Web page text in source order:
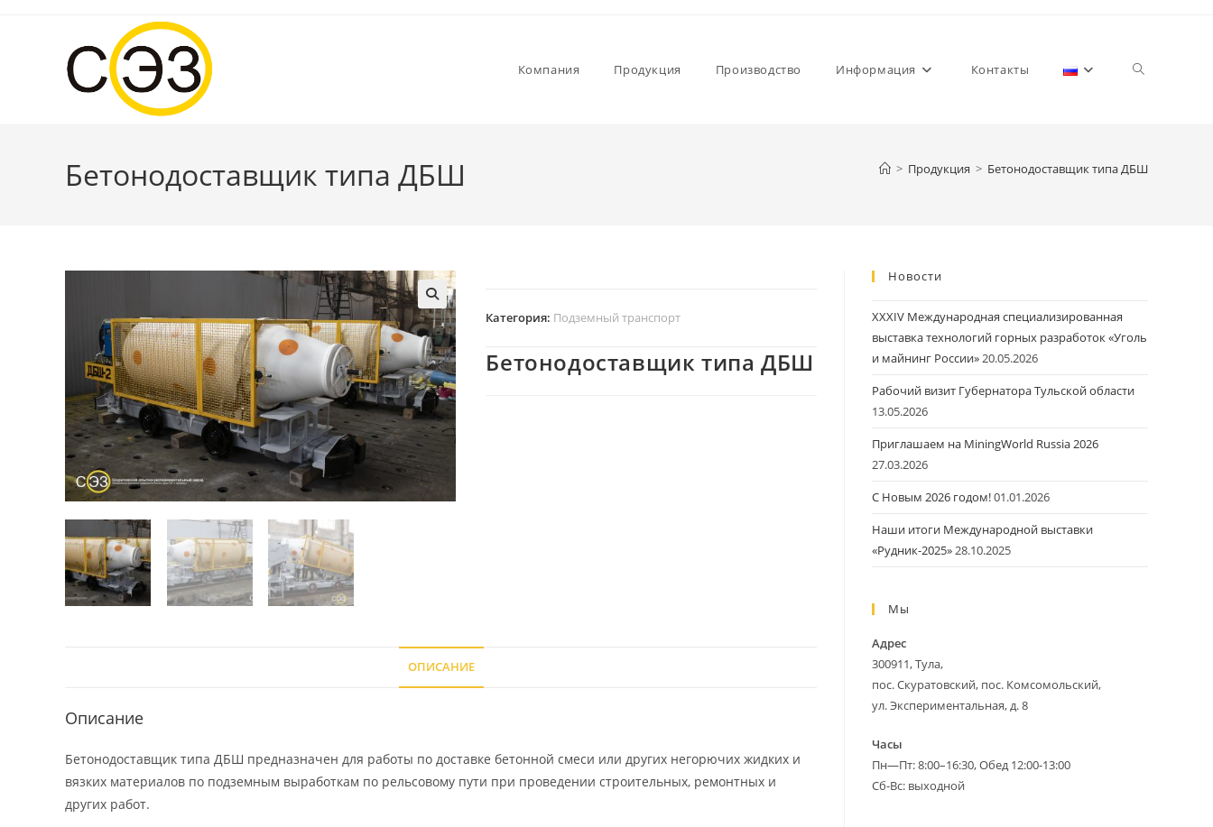
содержимому
Компания Продукция Производство Информация Контакты
поиск
веб-
Бетонодоставщик типа ДБШ > Продукция > Бетонодоставщик типа ДБШ
Категория: Подземный транспорт
Бетонодоставщик типа ДБШ
ОПИСАНИЕ
Описание
Бетонодоставщик типа ДБШ предназначен для работы по доставке бетонной смеси или других негорючих жидких и
вязких материалов по подземным выработкам по рельсовому пути при проведении строительных, ремонтных и
других работ.
Новости
XXXIV Международная специализированная
выставка технологий горных разработок «Уголь
и майнинг России»20.05.2026
Рабочий визит Губернатора Тульской области
13.05.2026
Приглашаем на MiningWorld Russia 2026
27.03.2026
С Новым 2026 годом!01.01.2026
Наши итоги Международной выставки
«Рудник-2025»28.10.2025
Мы
Адрес
300911, Тула,
пос. Скуратовский, пос. Комсомольский,
ул. Экспериментальная, д. 8
Часы
Пн—Пт: 8:00–16:30, Обед 12:00-13:00
Сб-Вс: выходной